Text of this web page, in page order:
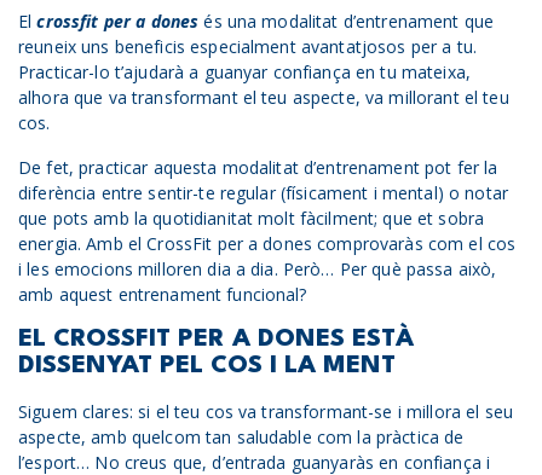
Elcrossfit per a dones és una modalitat d’entrenament que
reuneix uns beneficis especialment avantatjosos per a tu.
Practicar-lo t’ajudarà a guanyar confiança en tu mateixa,
alhora que va transformant el teu aspecte, va millorant el teu
cos.
De fet, practicar aquesta modalitat d’entrenament pot fer la
diferència entre sentir-te regular (físicament i mental) o notar
que pots amb la quotidianitat molt fàcilment; que et sobra
energia. Amb el CrossFit per a dones comprovaràs com el cos
i les emocions milloren dia a dia. Però… Per què passa això,
amb aquest entrenament funcional?
EL CROSSFIT PER A DONES ESTÀ
DISSENYAT PEL COS I LA MENT
Siguem clares: si el teu cos va transformant-se i millora el seu
aspecte, amb quelcom tan saludable com la pràctica de
l’esport… No creus que, d’entrada guanyaràs en confiança i